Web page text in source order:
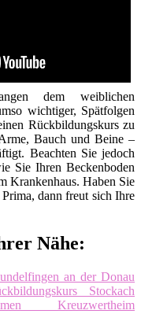
dem weiblichen
wichtiger, Spätfolgen
Rückbildungskurs zu
Bauch und Beine –
Beachten Sie jedoch
Sie Ihren Beckenboden
Krankenhaus. Haben Sie
dann freut sich Ihre
Nähe:
an der Donau
Stockach
Kreuzwertheim